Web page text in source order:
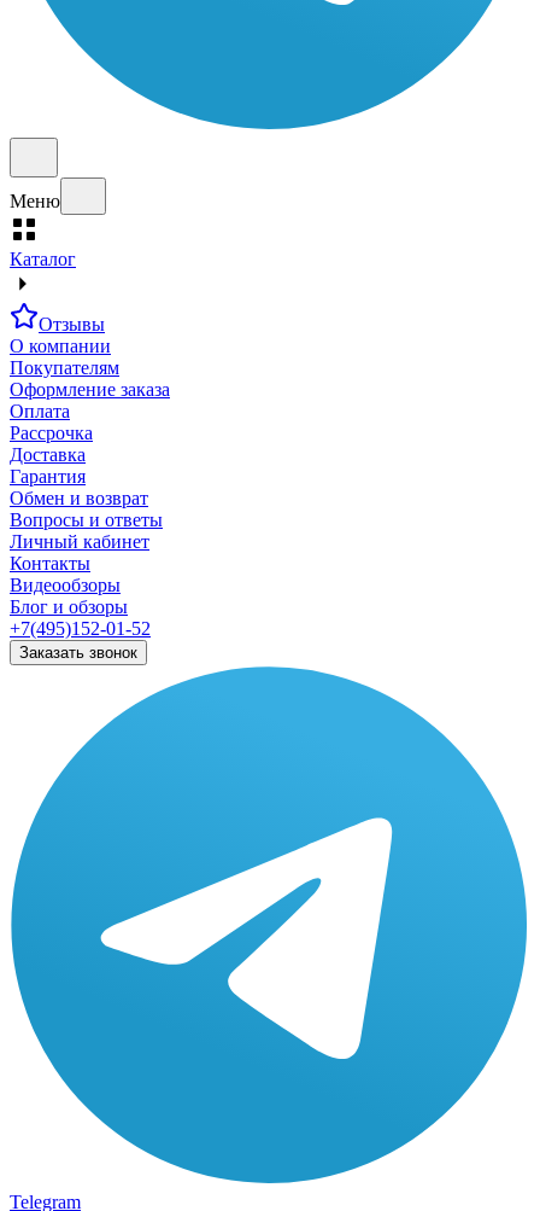
Меню
Каталог
Отзывы
О компании
Покупателям
Оформление заказа
Оплата
Рассрочка
Доставка
Гарантия
Обмен и возврат
Вопросы и ответы
Личный кабинет
Контакты
Видеообзоры
Блог и обзоры
+7(495)152-01-52
Заказать звонок
Telegram